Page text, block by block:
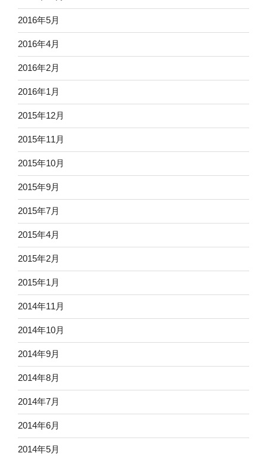
2016年5月
2016年4月
2016年2月
2016年1月
2015年12月
2015年11月
2015年10月
2015年9月
2015年7月
2015年4月
2015年2月
2015年1月
2014年11月
2014年10月
2014年9月
2014年8月
2014年7月
2014年6月
2014年5月